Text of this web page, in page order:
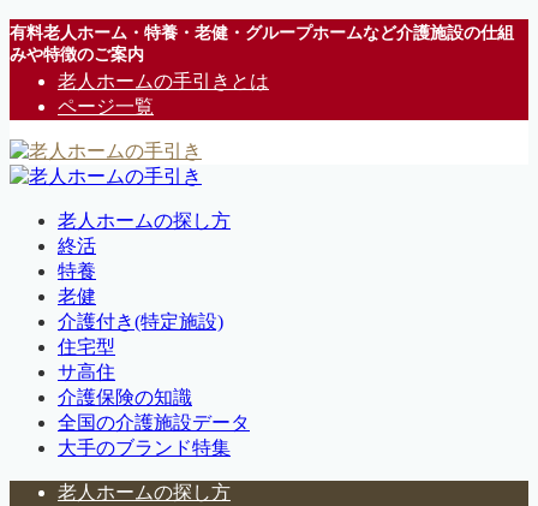
有料老人ホーム・特養・老健・グループホームなど介護施設の仕組
みや特徴のご案内
老人ホームの手引きとは
ページ一覧
老人ホームの探し方
終活
特養
老健
介護付き(特定施設)
住宅型
サ高住
介護保険の知識
全国の介護施設データ
大手のブランド特集
老人ホームの探し方